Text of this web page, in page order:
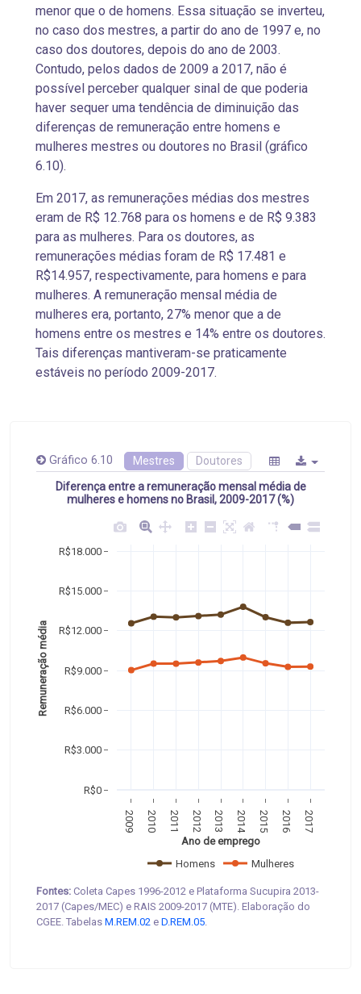
menor que o de homens. Essa situação se inverteu,
no caso dos mestres, a partir do ano de 1997 e, no
caso dos doutores, depois do ano de 2003.
Contudo, pelos dados de 2009 a 2017, não é
possível perceber qualquer sinal de que poderia
haver sequer uma tendência de diminuição das
diferenças de remuneração entre homens e
mulheres mestres ou doutores no Brasil (gráfico
6.10).
Em 2017, as remunerações médias dos mestres
eram de R$ 12.768 para os homens e de R$ 9.383
para as mulheres. Para os doutores, as
remunerações médias foram de R$ 17.481 e
R$14.957, respectivamente, para homens e para
mulheres. A remuneração mensal média de
mulheres era, portanto, 27% menor que a de
homens entre os mestres e 14% entre os doutores.
Tais diferenças mantiveram-se praticamente
estáveis no período 2009-2017.
Gráfico 6.10 Mestres Doutores
Diferença entre a remuneração mensal média de
mulheres e homens no Brasil, 2009-2017 (%)
2009 2010 2011 2012 2013 2014 2015 2016 2017
R$0
R$3.000
R$6.000
R$9.000
R$12.000
R$15.000
R$18.000
Homens Mulheres
Ano de emprego
Remuneração média
Fontes: Coleta Capes 1996-2012 e Plataforma Sucupira 2013-
2017 (Capes/MEC) e RAIS 2009-2017 (MTE). Elaboração do
CGEE. Tabelas M.REM.02 e D.REM.05.